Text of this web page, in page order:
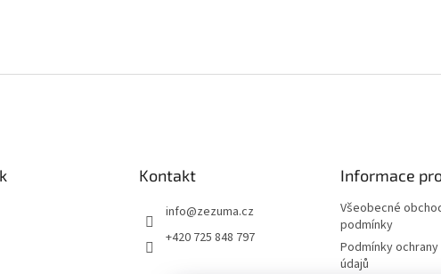
Kontakt
info@zezuma.cz
+420 725 848 797
Informace
Všeobecné
podmínky
Podmínky
údajů